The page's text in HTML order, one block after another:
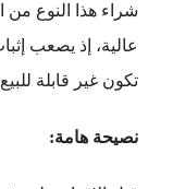
شراء هذا النوع من
عالية، إذ يصعب
تكون غير قابلة
نصيحة هامة: